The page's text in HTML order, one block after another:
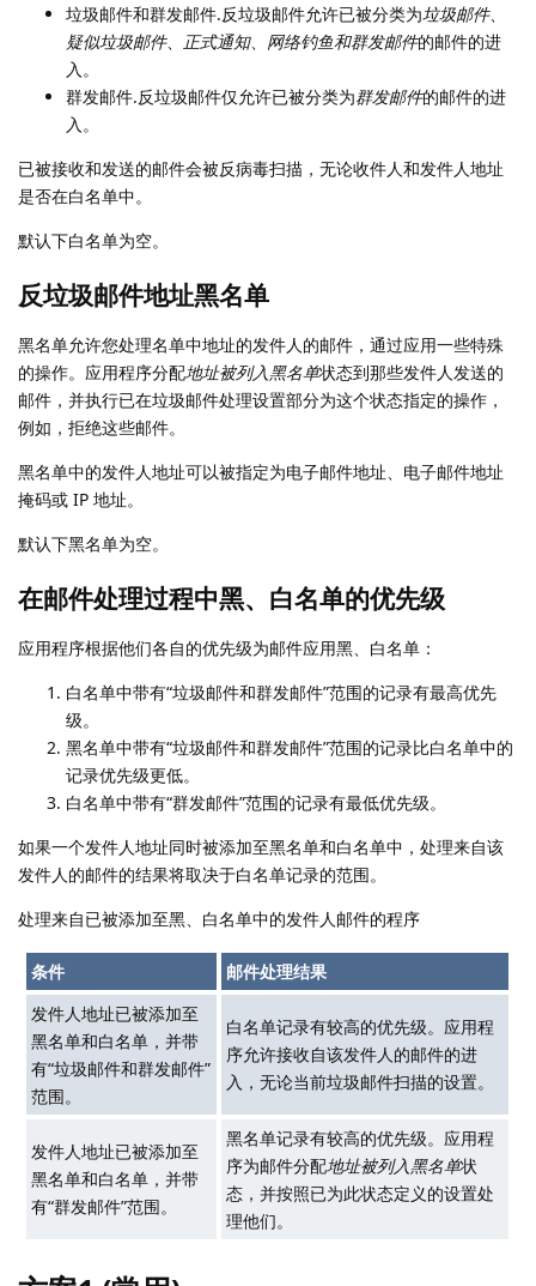
垃圾邮件和群发邮件.反垃圾邮件允许已被分类为垃圾邮件、
疑似垃圾邮件、 正式通知、 网络钓鱼和群发邮件的邮件的进
入。
群发邮件.反垃圾邮件仅允许已被分类为群发邮件的邮件的进
入。
已被接收和发送的邮件会被反病毒扫描，无论收件人和发件人地址
是否在白名单中。
默认下白名单为空。
反垃圾邮件地址黑名单
黑名单允许您处理名单中地址的发件人的邮件，通过应用一些特殊
的操作。应用程序分配地址被列入黑名单状态到那些发件人发送的
邮件，并执行已在垃圾邮件处理设置部分为这个状态指定的操作，
例如，拒绝这些邮件。
黑名单中的发件人地址可以被指定为电子邮件地址、电子邮件地址
掩码或 IP 地址。
默认下黑名单为空。
在邮件处理过程中黑、白名单的优先级
应用程序根据他们各自的优先级为邮件应用黑、白名单：
白名单中带有“垃圾邮件和群发邮件”范围的记录有最高优先
级。
黑名单中带有“垃圾邮件和群发邮件”范围的记录比白名单中的
记录优先级更低。
白名单中带有“群发邮件”范围的记录有最低优先级。
如果一个发件人地址同时被添加至黑名单和白名单中，处理来自该
发件人的邮件的结果将取决于白名单记录的范围。
处理来自已被添加至黑、白名单中的发件人邮件的程序
条件
邮件处理结果
发件人地址已被添加至
黑名单和白名单，并带
有“垃圾邮件和群发邮件”
范围。
白名单记录有较高的优先级。应用程
序允许接收自该发件人的邮件的进
入，无论当前垃圾邮件扫描的设置。
发件人地址已被添加至
黑名单和白名单，并带
有“群发邮件”范围。
黑名单记录有较高的优先级。应用程
序为邮件分配地址被列入黑名单状
态，并按照已为此状态定义的设置处
理他们。